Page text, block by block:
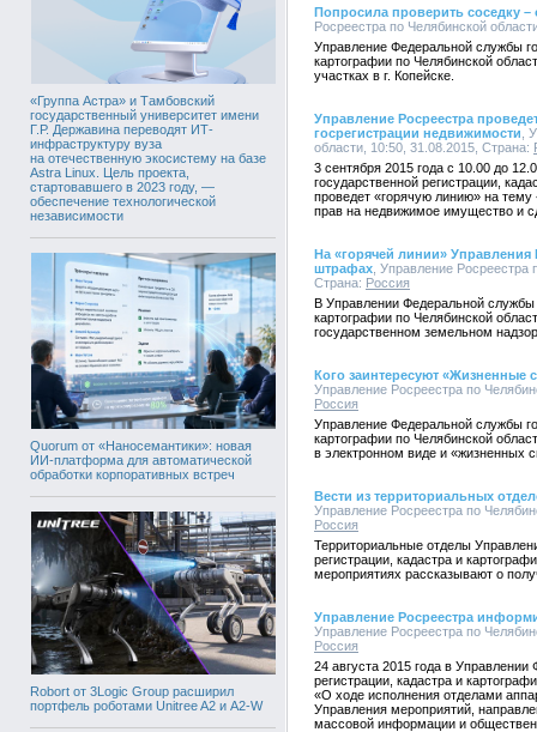
«Группа Астра» и Тамбовский
государственный университет имени
Г.Р. Державина переводят ИТ-
инфраструктуру вуза
на отечественную экосистему на базе
Astra Linux. Цель проекта,
стартовавшего в 2023 году, —
обеспечение технологической
независимости
Quorum от «Наносемантики»: новая
ИИ-платформа для автоматической
обработки корпоративных встреч
Robort от 3Logic Group расширил
портфель роботами Unitree A2 и A2-W
Попросила проверить соседку
Росреестра по Челябинской
Управление Федеральной службы
картографии по Челябинской
участках в г. Копейске.
Управление Росреестра
госрегистрации недвижимости ,
области, 10:50, 31.08.2015, Страна:
3 сентября 2015 года с 10.00 до
государственной регистрации,
проведет «горячую линию» на тему
прав на недвижимое имущество и
На «горячей линии»
штрафах , Управление
Страна: Россия
В Управлении Федеральной службы
картографии по Челябинской
государственном земельном
Кого заинтересуют «Жизненные
Управление Росреестра по
Россия
Управление Федеральной службы
картографии по Челябинской
в электронном виде и «жизненных
Вести из территориальных
Управление Росреестра по
Россия
Территориальные отделы
регистрации, кадастра и
мероприятиях рассказывают о
Управление Росреестра
Управление Росреестра по
Россия
24 августа 2015 года в
регистрации, кадастра и
«О ходе исполнения отделами
Управления мероприятий,
массовой информации и